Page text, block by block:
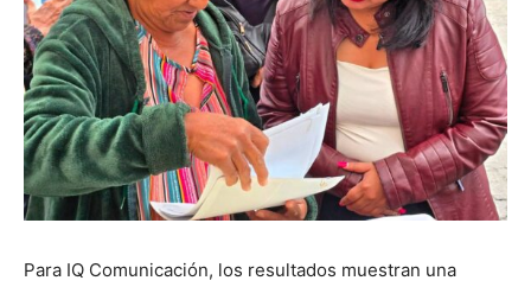
Para IQ Comunicación, los resultados muestran una